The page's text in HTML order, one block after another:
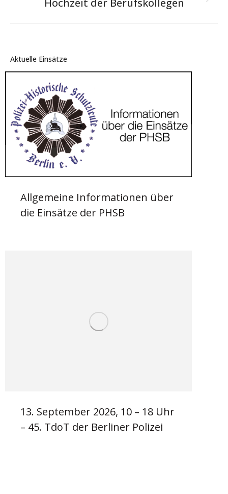
Hochzeit der Berufskollegen
Aktuelle Einsätze
Allgemeine Informationen über
die Einsätze der PHSB
13. September 2026, 10 – 18 Uhr
– 45. TdoT der Berliner Polizei